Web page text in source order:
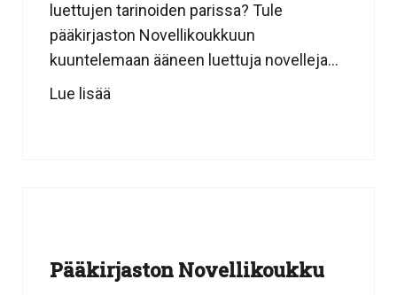
luettujen tarinoiden parissa? Tule
pääkirjaston Novellikoukkuun
kuuntelemaan ääneen luettuja novelleja...
Lue lisää
Pääkirjaston Novellikoukku